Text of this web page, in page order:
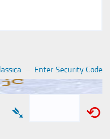
– Enter Security Code
⟲
➴